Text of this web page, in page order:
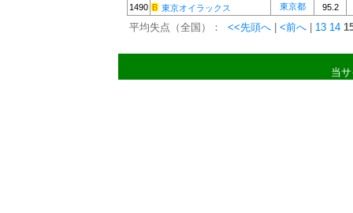
1490 東京オイラックス 東京都 95.2
平均失点（全国）： <<先頭へ <前へ 13 14
当